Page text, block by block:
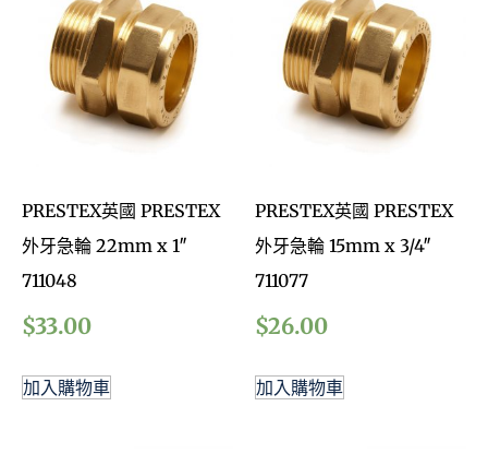
PRESTEX英國 PRESTEX
外牙急輪 22mm x 1″
711048
$33.00
加入購物車
PRESTEX英國 PRESTEX
外牙急輪 15mm x 3/4″
711077
$26.00
加入購物車